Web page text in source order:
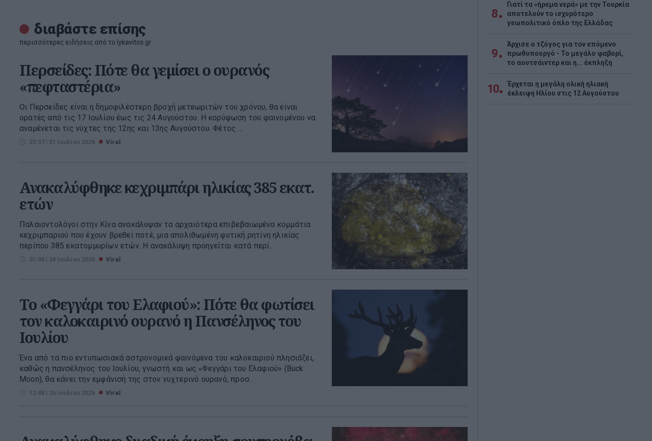
διαβάστε επίσης
περισσότερες ειδήσεις από το lykavitos.gr
Περσείδες: Πότε θα γεμίσει ο ουρανός
«πεφταστέρια»
Οι Περσείδες είναι η δημοφιλέστερη βροχή μετεωριτών του χρόνου, θα είναι
ορατές από τις 17 Ιουλίου έως τις 24 Αυγούστου. Η κορύφωση του φαινομένου να
αναμένεται τις νύχτες της 12ης και 13ης Αυγούστου. Φέτος ...
23:37 | 31 Ιουλίου 2026 Viral
Ανακαλύφθηκε κεχριμπάρι ηλικίας 385 εκατ.
ετών
Παλαιοντολόγοι στην Κίνα ανακάλυψαν τα αρχαιότερα επιβεβαιωμένα κομμάτια
κεχριμπαριού που έχουν βρεθεί ποτέ, μια απολιθωμένη φυτική ρητίνη ηλικίας
περίπου 385 εκατομμυρίων ετών. Η ανακάλυψη προηγείται κατά περί...
01:00 | 24 Ιουλίου 2026 Viral
Το «Φεγγάρι του Ελαφιού»: Πότε θα φωτίσει
τον καλοκαιρινό ουρανό η Πανσέληνος του
Ιουλίου
Ένα από τα πιο εντυπωσιακά αστρονομικά φαινόμενα του καλοκαιριού πλησιάζει,
καθώς η πανσέληνος του Ιουλίου, γνωστή και ως «Φεγγάρι του Ελαφιού» (Buck
Moon), θα κάνει την εμφάνισή της στον νυχτερινό ουρανό, προσ...
12:48 | 26 Ιουλίου 2026 Viral
8
Γιατί τα «ήρεμα νερά» με την Τουρκία
αποτελούν το ισχυρότερο
γεωπολιτικό όπλο της Ελλάδας
9
Άρχισε ο τζόγος για τον επόμενο
πρωθυπουργό - Το μεγάλο φαβορί,
το αουτσάιντερ και η... έκπληξη
10
Έρχεται η μεγάλη ολική ηλιακή
έκλειψη Ηλίου στις 12 Αυγούστου